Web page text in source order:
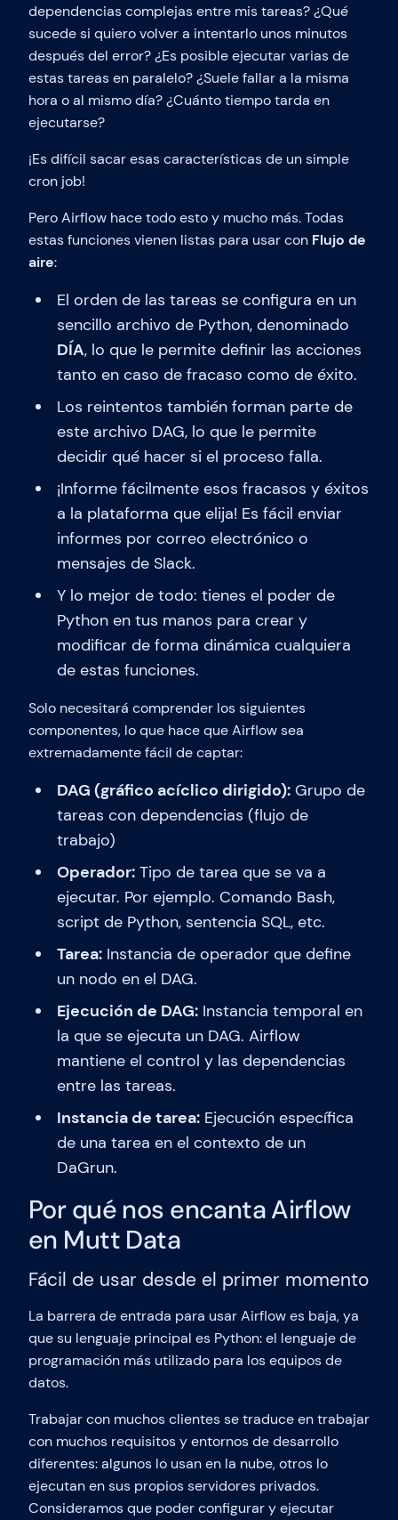
dependencias complejas entre mis tareas? ¿Qué
sucede si quiero volver a intentarlo unos minutos
después del error? ¿Es posible ejecutar varias de
estas tareas en paralelo? ¿Suele fallar a la misma
hora o al mismo día? ¿Cuánto tiempo tarda en
ejecutarse?
¡Es difícil sacar esas características de un simple
cron job!
Pero Airflow hace todo esto y mucho más. Todas
estas funciones vienen listas para usar con Flujo de
aire:
El orden de las tareas se configura en un
sencillo archivo de Python, denominado
DÍA, lo que le permite definir las acciones
tanto en caso de fracaso como de éxito.
Los reintentos también forman parte de
este archivo DAG, lo que le permite
decidir qué hacer si el proceso falla.
¡Informe fácilmente esos fracasos y éxitos
a la plataforma que elija! Es fácil enviar
informes por correo electrónico o
mensajes de Slack.
Y lo mejor de todo: tienes el poder de
Python en tus manos para crear y
modificar de forma dinámica cualquiera
de estas funciones.
Solo necesitará comprender los siguientes
componentes, lo que hace que Airflow sea
extremadamente fácil de captar:
DAG (gráfico acíclico dirigido):Grupo de
tareas con dependencias (flujo de
trabajo)
Operador:Tipo de tarea que se va a
ejecutar. Por ejemplo. Comando Bash,
script de Python, sentencia SQL, etc.
Tarea:Instancia de operador que define
un nodo en el DAG.
Ejecución de DAG:Instancia temporal en
la que se ejecuta un DAG. Airflow
mantiene el control y las dependencias
entre las tareas.
Instancia de tarea:Ejecución específica
de una tarea en el contexto de un
DaGrun.
Por qué nos encanta Airflow
en Mutt Data
Fácil de usar desde el primer momento
La barrera de entrada para usar Airflow es baja, ya
que su lenguaje principal es Python: el lenguaje de
programación más utilizado para los equipos de
datos.
Trabajar con muchos clientes se traduce en trabajar
con muchos requisitos y entornos de desarrollo
diferentes: algunos lo usan en la nube, otros lo
ejecutan en sus propios servidores privados.
Consideramos que poder configurar y ejecutar